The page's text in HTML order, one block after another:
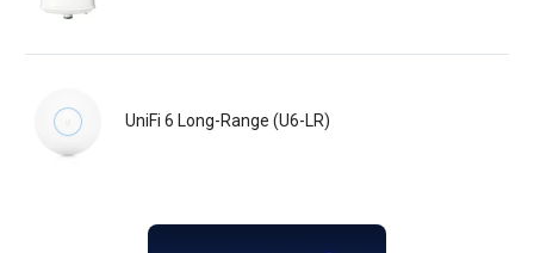
UniFi 6 Long-Range (U6-LR)